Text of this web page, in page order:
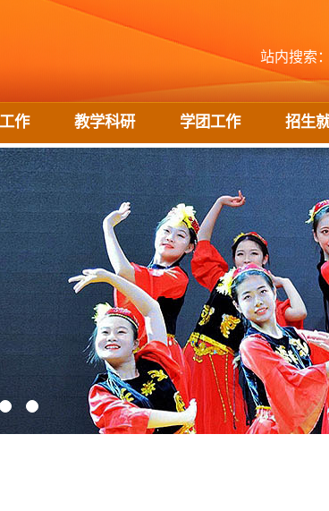
站内搜索：
作 教学科研 学团工作 招生